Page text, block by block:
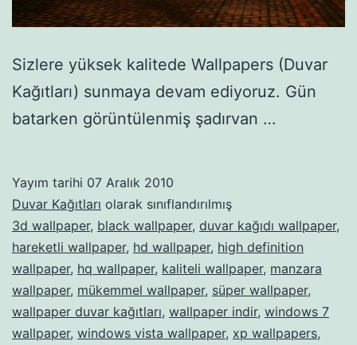
Sizlere yüksek kalitede Wallpapers (Duvar
Kağıtları) sunmaya devam ediyoruz. Gün
batarken görüntülenmiş şadırvan …
Yayım tarihi 07 Aralık 2010
Duvar Kağıtları olarak sınıflandırılmış
3d wallpaper, black wallpaper, duvar kağıdı wallpaper,
hareketli wallpaper, hd wallpaper, high definition
wallpaper, hq wallpaper, kaliteli wallpaper, manzara
wallpaper, mükemmel wallpaper, süper wallpaper,
wallpaper duvar kağıtları, wallpaper indir, windows 7
wallpaper, windows vista wallpaper, xp wallpapers,